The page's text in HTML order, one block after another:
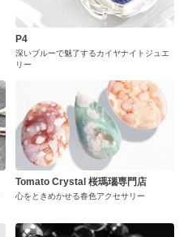
P4
深いブルーで魅了するカイヤナイトジュエ
リー
Tomato Crystal 桜瑪瑙専門店
心をときめかせる春色アクセサリー